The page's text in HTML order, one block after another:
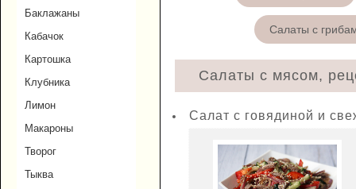
Баклажаны
Кабачок
Картошка
Клубника
Лимон
Макароны
Творог
Тыква
Салаты с
Салаты с мясом,
Салат с говядиной и